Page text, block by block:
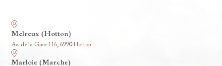
Melreux (Hotton)
Av. de la Gare 116, 6990 Hotton
Marloie (Marche)